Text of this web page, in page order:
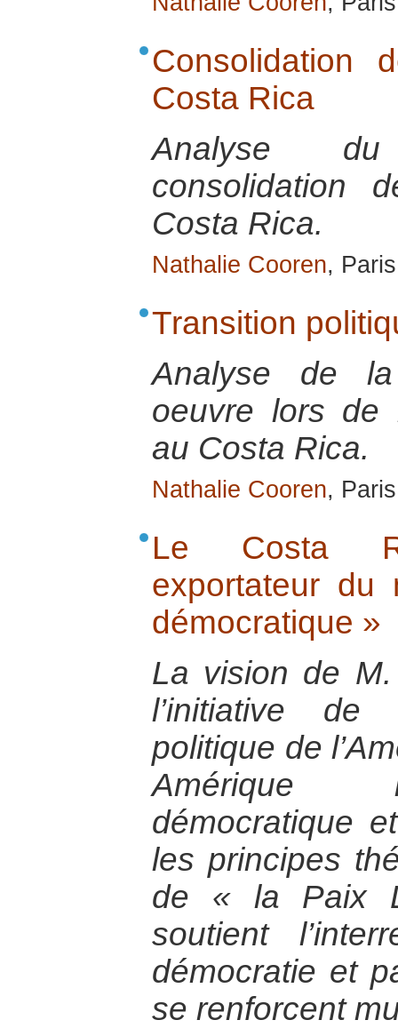
Consolidation
Costa Rica
Analyse
consolidation
Costa Rica.
Nathalie Cooren,
Transition
Analyse de
oeuvre lors de
au Costa Rica.
Nathalie Cooren,
Le Costa
exportateur
démocratique »
La vision de
l’initiative
politique de
Amérique
démocratique
les principes
de « la Paix
soutient
démocratie et
se renforcent